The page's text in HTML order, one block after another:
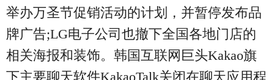
举办万圣节促销活动的计划，并暂停发布品
牌广告;LG电子公司也撤下全国各地门店的
相关海报和装饰。韩国互联网巨头Kakao旗
下主要聊天软件KakaoTalk关闭在聊天应用程